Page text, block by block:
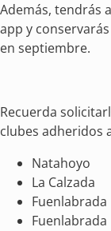
Además, tendrás
app y
en septiembre.
Recuerda
clubes adheridos
Natahoyo
La Calzada
Fuenlabrada
Fuenlabrada